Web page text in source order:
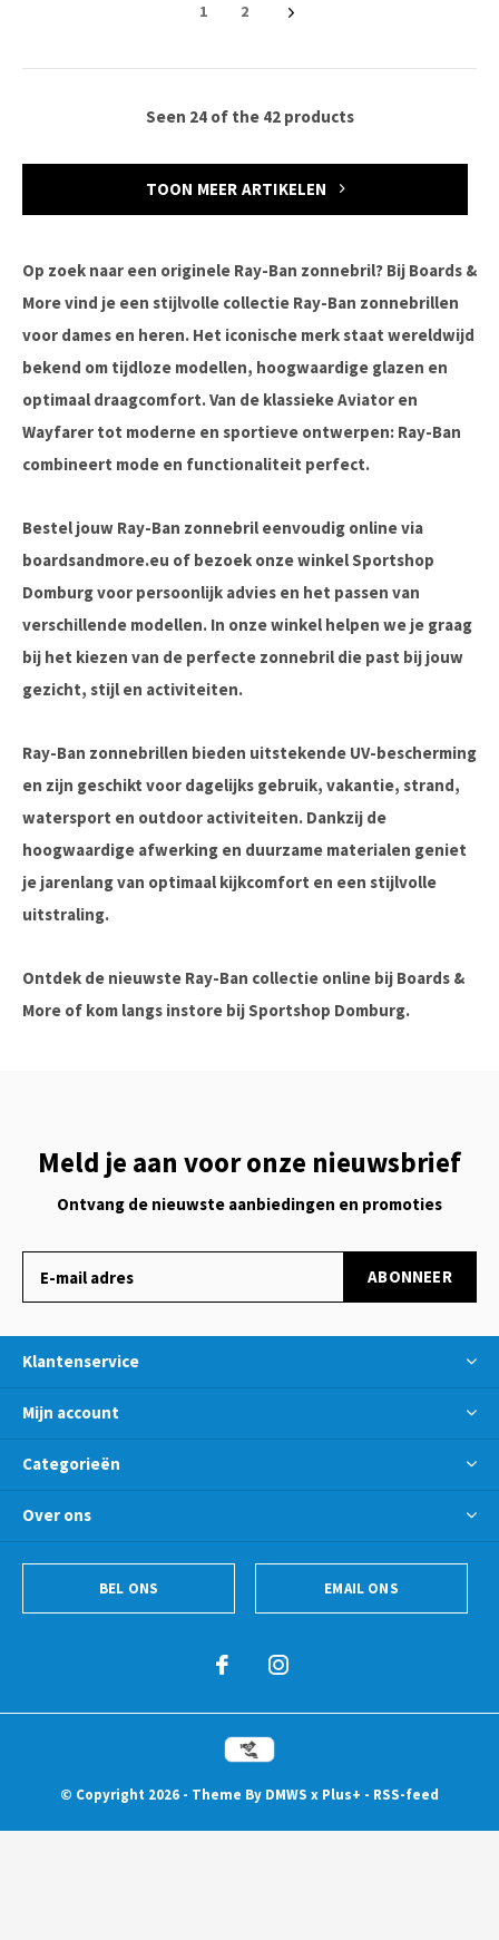
1 2
Seen 24 of the 42 products
TOON MEER ARTIKELEN
Op zoek naar een originele Ray-Ban zonnebril? Bij Boards &
More vind je een stijlvolle collectie Ray-Ban zonnebrillen
voor dames en heren. Het iconische merk staat wereldwijd
bekend om tijdloze modellen, hoogwaardige glazen en
optimaal draagcomfort. Van de klassieke Aviator en
Wayfarer tot moderne en sportieve ontwerpen: Ray-Ban
combineert mode en functionaliteit perfect.
Bestel jouw Ray-Ban zonnebril eenvoudig online via
boardsandmore.eu of bezoek onze winkel Sportshop
Domburg voor persoonlijk advies en het passen van
verschillende modellen. In onze winkel helpen we je graag
bij het kiezen van de perfecte zonnebril die past bij jouw
gezicht, stijl en activiteiten.
Ray-Ban zonnebrillen bieden uitstekende UV-bescherming
en zijn geschikt voor dagelijks gebruik, vakantie, strand,
watersport en outdoor activiteiten. Dankzij de
hoogwaardige afwerking en duurzame materialen geniet
je jarenlang van optimaal kijkcomfort en een stijlvolle
uitstraling.
Ontdek de nieuwste Ray-Ban collectie online bij Boards &
More of kom langs instore bij Sportshop Domburg.
Meld je aan voor onze nieuwsbrief
Ontvang de nieuwste aanbiedingen en promoties
ABONNEER
Klantenservice
Mijn account
Categorieën
Over ons
BEL ONS EMAIL ONS
© Copyright 2026 - Theme By DMWS x Plus+ - RSS-feed